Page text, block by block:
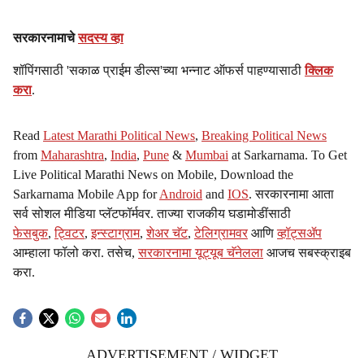
सरकारनामाचेसदस्य व्हा
शॉपिंगसाठी 'सकाळ प्राईम डील्स'च्या भन्नाट ऑफर्स पाहण्यासाठीक्लिक
करा.
Read Latest Marathi Political News, Breaking Political News
from Maharashtra, India, Pune & Mumbai at Sarkarnama. To Get
Live Political Marathi News on Mobile, Download the
Sarkarnama Mobile App forAndroid and IOS. सरकारनामा आता
सर्व सोशल मीडिया प्लॅटफॉर्मवर. ताज्या राजकीय घडामोडींसाठी
फेसबुक,ट्विटर,इन्स्टाग्राम,शेअर चॅट,टेलिग्रामवर आणिव्हॉट्सॲप
आम्हाला फॉलो करा. तसेच,सरकारनामा यूट्यूब चॅनेलला आजच सबस्क्राइब
करा.
ADVERTISEMENT / WIDGET